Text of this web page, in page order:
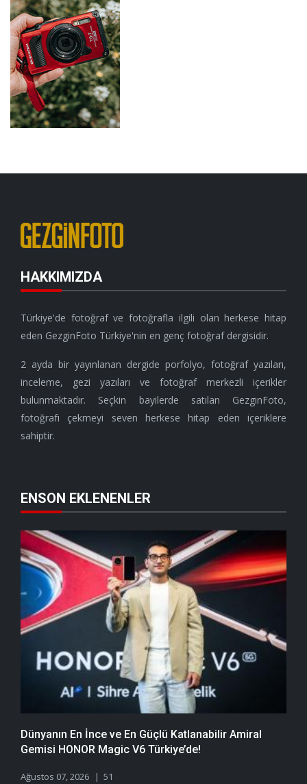
HAKKIMIZDA
Türkiye'de fotoğraf ve fotoğrafla ilgili olan herkese hitap
eden GezginFoto Türkiye'nin en genç fotoğraf dergisidir.
2 ayda bir yayınlanan dergide porfolyo, fotoğraf yazıları,
inceleme, gezi yazıları ve fotoğraf merkezli içerikler
bulunmaktadır. Seçkin bayilerde satılan GezginFoto,
fotoğrafı çekmeyi seven herkese hitap eden içeriklere
sahiptir.
ENSON EKLENENLER
Dünyanın En İnce ve En Güçlü Katlanabilir Amiral
Gemisi HONOR Magic V6 Türkiye’de!
Ağustos 07, 2026 51